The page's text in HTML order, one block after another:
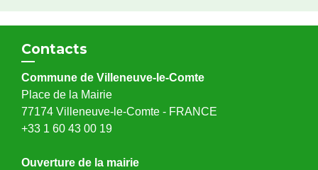
Contacts
Commune de Villeneuve-le-Comte
Place de la Mairie
77174 Villeneuve-le-Comte - FRANCE
+33 1 60 43 00 19
Ouverture de la mairie